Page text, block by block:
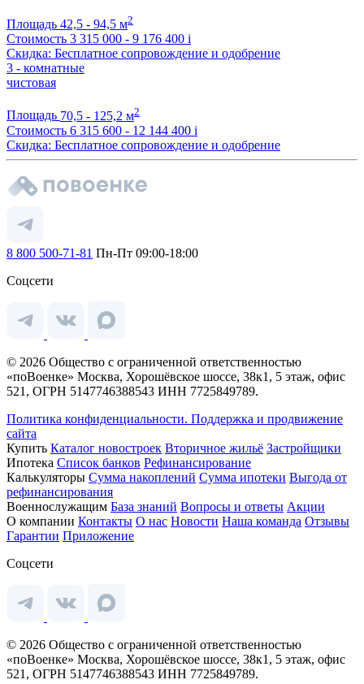
Площадь 42,5 - 94,5 м2
Стоимость 3 315 000 - 9 176 400 i
Скидка: Бесплатное сопровождение и одобрение
3 - комнатные
чистовая
Площадь 70,5 - 125,2 м2
Стоимость 6 315 600 - 12 144 400 i
Скидка: Бесплатное сопровождение и одобрение
8 800 500-71-81 Пн-Пт 09:00-18:00
Соцсети
© 2026 Общество с ограниченной ответственностью
«поВоенке» Москва, Хорошёвское шоссе, 38к1, 5 этаж, офис
521, ОГРН 5147746388543 ИНН 7725849789.
Политика конфиденциальности. Поддержка и продвижение
сайта
Купить Каталог новостроек Вторичное жильё Застройщики
Ипотека Список банков Рефинансирование
Калькуляторы Сумма накоплений Сумма ипотеки Выгода от
рефинансирования
Военнослужащим База знаний Вопросы и ответы Акции
О компании Контакты О нас Новости Наша команда Отзывы
Гарантии Приложение
Соцсети
© 2026 Общество с ограниченной ответственностью
«поВоенке» Москва, Хорошёвское шоссе, 38к1, 5 этаж, офис
521, ОГРН 5147746388543 ИНН 7725849789.